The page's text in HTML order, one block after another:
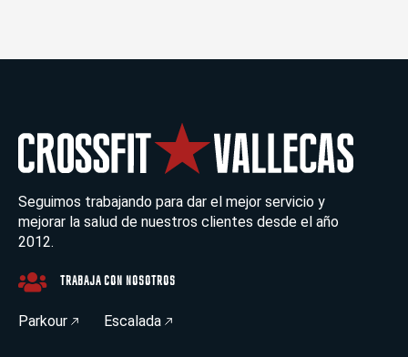
Seguimos trabajando para dar el mejor servicio y
mejorar la salud de nuestros clientes desde el año
2012.
TRABAJA CON NOSOTROS
Parkour Escalada